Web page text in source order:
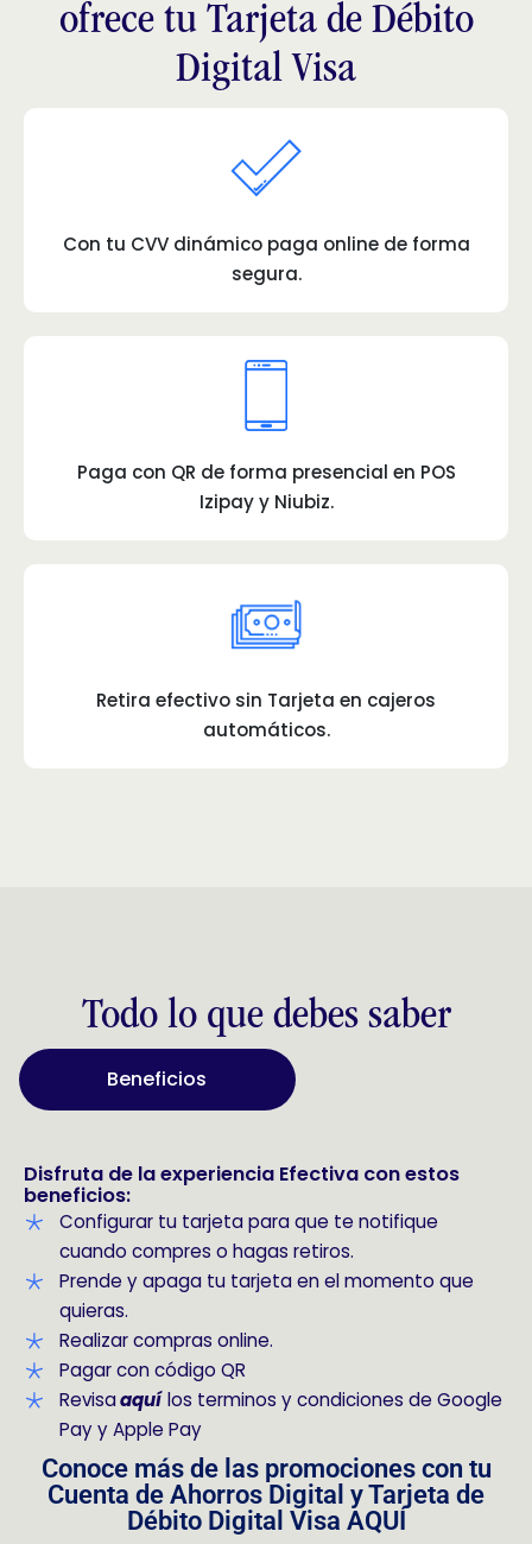
ofrece tu Tarjeta de Débito
Digital Visa
Con tu CVV dinámico paga online de forma
segura.
Paga con QR de forma presencial en POS
Izipay y Niubiz.
Retira efectivo sin Tarjeta en cajeros
automáticos.
Todo lo que debes saber
Beneficios
Disfruta de la experiencia Efectiva con estos
beneficios:
Configurar tu tarjeta para que te notifique
cuando compres o hagas retiros.
Prende y apaga tu tarjeta en el momento que
quieras.
Realizar compras online.
Pagar con código QR
Revisaaquí los terminos y condiciones de Google
Pay y Apple Pay
Conoce más de las promociones con tu
Cuenta de Ahorros Digital y Tarjeta de
Débito Digital Visa AQUÍ